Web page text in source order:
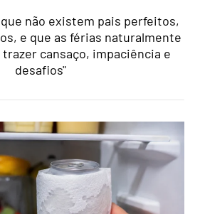
não existem pais perfeitos,
e que as férias naturalmente
cansaço, impaciência e
desafios"